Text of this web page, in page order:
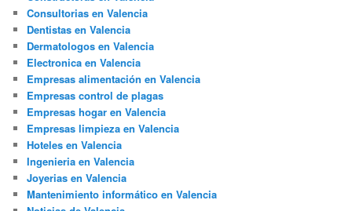
Consultorias en Valencia
Dentistas en Valencia
Dermatologos en Valencia
Electronica en Valencia
Empresas alimentación en Valencia
Empresas control de plagas
Empresas hogar en Valencia
Empresas limpieza en Valencia
Hoteles en Valencia
Ingenieria en Valencia
Joyerias en Valencia
Mantenimiento informático en Valencia